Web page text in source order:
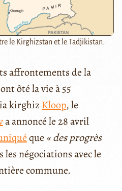
le Kirghizstan et le Tadjikistan.
affrontements de la
ôté la vie à 55
kirghizKloop, le
a annoncé le 28 avril
que« des progrès
les négociations avec le
commune.